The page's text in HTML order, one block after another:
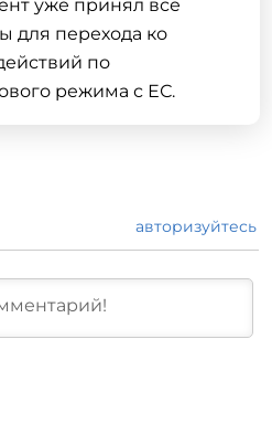
уже принял все
для перехода ко
по
режима с ЕС.
авторизуйтесь